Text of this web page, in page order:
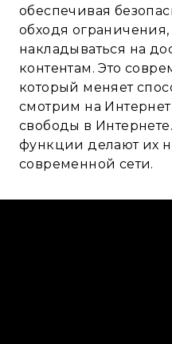
обеспечивая
обходя
накладываться на
контентам. Это
который меняет
смотрим на
свободы в
функции делают их
современной сети.